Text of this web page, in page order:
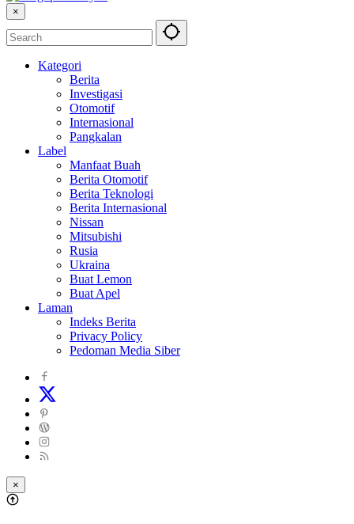
×
Kategori
Berita
Investigasi
Otomotif
Internasional
Pangkalan
Label
Manfaat Buah
Berita Otomotif
Berita Teknologi
Berita Internasional
Nissan
Mitsubishi
Rusia
Ukraina
Buat Lemon
Buat Apel
Laman
Indeks Berita
Privacy Policy
Pedoman Media Siber
×